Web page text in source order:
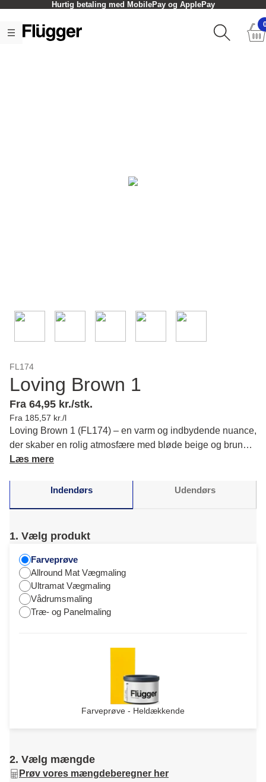
Hurtig betaling med MobilePay og ApplePay
FL174
Loving Brown 1
Fra 64,95 kr./stk.
Fra 185,57 kr./l
Loving Brown 1 (FL174) – en varm og indbydende nuance,
der skaber en rolig atmosfære med bløde beige og brune
toner. Se, hvordan du bringer hygge ind i din indretning.
Læs mere
Indendørs Udendørs
1. Vælg produkt
Farveprøve
Allround Mat Vægmaling
Ultramat Vægmaling
Vådrumsmaling
Træ- og Panelmaling
Farveprøve - Heldækkende
2. Vælg mængde
Prøv vores mængdeberegner her